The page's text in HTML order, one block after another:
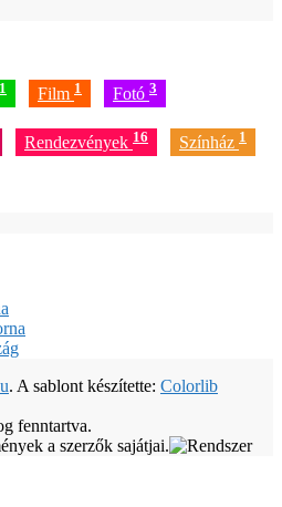
1 Film 1 Fotó 3
Rendezvények 16 Színház 1
. A sablont készítette: Colorlib
fenntartva.
a szerzők sajátjai.